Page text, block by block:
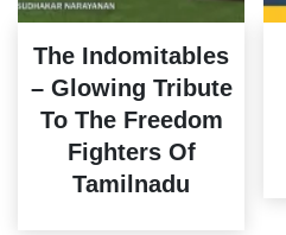
The Indomitables
– Glowing Tribute
To The Freedom
Fighters Of
Tamilnadu